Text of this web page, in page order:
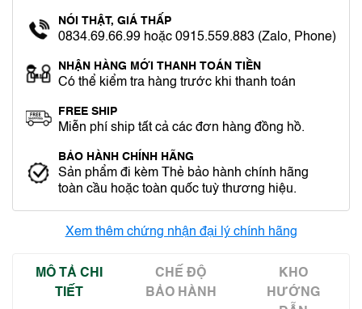
NÓI THẬT, GIÁ THẤP
0834.69.66.99 hoặc 0915.559.883 (Zalo, Phone)
NHẬN HÀNG MỚI THANH TOÁN TIỀN
Có thể kiểm tra hàng trước khi thanh toán
FREE SHIP
Miễn phí ship tất cả các đơn hàng đồng hồ.
BẢO HÀNH CHÍNH HÃNG
Sản phẩm đi kèm Thẻ bảo hành chính hãng
toàn cầu hoặc toàn quốc tuỳ thương hiệu.
Xem thêm chứng nhận đại lý chính hãng
MÔ TẢ CHI
TIẾT
CHẾ ĐỘ
BẢO HÀNH
KHO
HƯỚNG